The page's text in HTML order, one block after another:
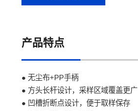
产品特点
● 无尘布+PP手柄
● 方头长杆设计，采样区域覆盖更广
● 凹槽折断点设计，便于取样保存